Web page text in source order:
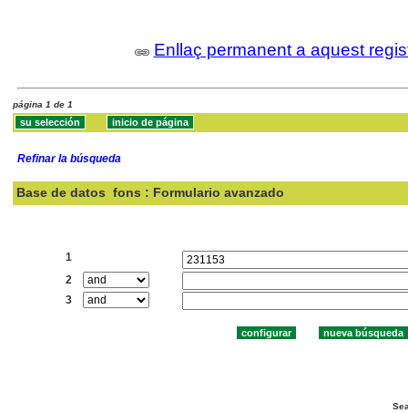
Enllaç permanent a aquest
página 1 de 1
Refinar la búsqueda
Base de datos fons : Formulario avanzado
1
2
3